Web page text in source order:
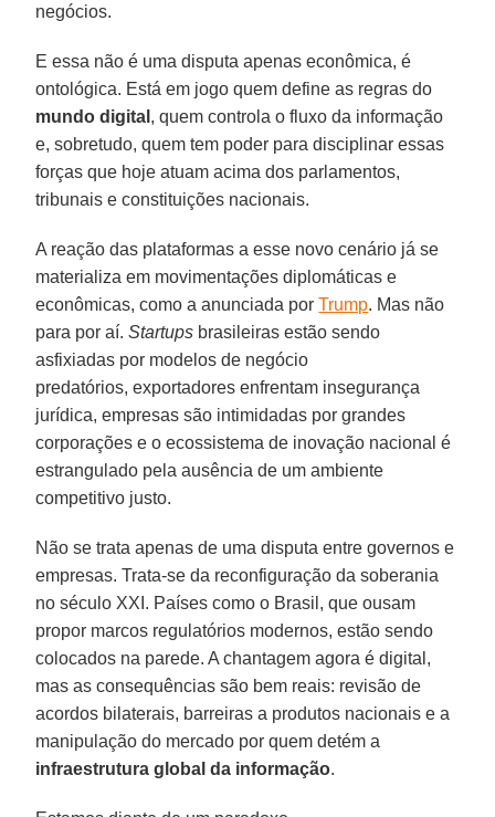
negócios.
E essa não é uma disputa apenas econômica, é
ontológica. Está em jogo quem define as regras do
mundo digital , quem controla o fluxo da informação
e, sobretudo, quem tem poder para disciplinar essas
forças que hoje atuam acima dos parlamentos,
tribunais e constituições nacionais.
A reação das plataformas a esse novo cenário já se
materializa em movimentações diplomáticas e
econômicas, como a anunciada porTrump. Mas não
para por aí.Startups brasileiras estão sendo
asfixiadas por modelos de negócio
predatórios, exportadores enfrentam insegurança
jurídica, empresas são intimidadas por grandes
corporações e o ecossistema de inovação nacional é
estrangulado pela ausência de um ambiente
competitivo justo.
Não se trata apenas de uma disputa entre governos e
empresas. Trata-se da reconfiguração da soberania
no século XXI. Países como o Brasil, que ousam
propor marcos regulatórios modernos, estão sendo
colocados na parede. A chantagem agora é digital,
mas as consequências são bem reais: revisão de
acordos bilaterais, barreiras a produtos nacionais e a
manipulação do mercado por quem detém a
infraestrutura global da informação.